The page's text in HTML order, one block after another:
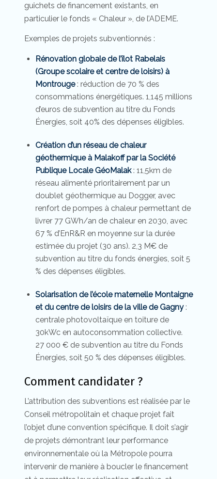
guichets de financement existants, en
particulier le fonds « Chaleur », de l’ADEME.
Exemples de projets subventionnés :
Rénovation globale de l’îlot Rabelais
(Groupe scolaire et centre de loisirs) à
Montrouge: réduction de 70 % des
consommations énergétiques. 1,145 millions
d’euros de subvention au titre du Fonds
Énergies, soit 40% des dépenses éligibles.
Création d’un réseau de chaleur
géothermique à Malakoff par la Société
Publique Locale GéoMalak: 11,5km de
réseau alimenté prioritairement par un
doublet géothermique au Dogger, avec
renfort de pompes à chaleur permettant de
livrer 77 GWh/an de chaleur en 2030, avec
67 % d’EnR&R en moyenne sur la durée
estimée du projet (30 ans). 2,3 M€ de
subvention au titre du fonds énergies, soit 5
% des dépenses éligibles.
Solarisation de l’école maternelle Montaigne
et du centre de loisirs de la ville de Gagny:
centrale photovoltaïque en toiture de
30kWc en autoconsommation collective.
27 000 € de subvention au titre du Fonds
Énergies, soit 50 % des dépenses éligibles.
Comment candidater ?
L’attribution des subventions est réalisée par le
Conseil métropolitain et chaque projet fait
l’objet d’une convention spécifique. Il doit s’agir
de projets démontrant leur performance
environnementale où la Métropole pourra
intervenir de manière à boucler le financement